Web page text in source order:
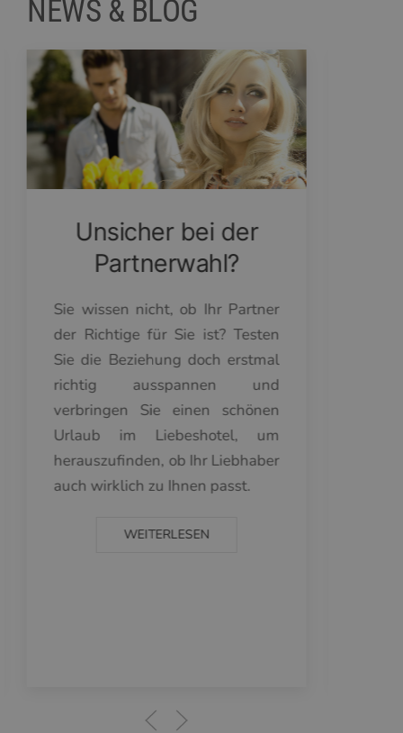
NEWS & BLOG
Unsicher bei der
Partnerwahl?
Sie wissen nicht, ob Ihr Partner
der Richtige für Sie ist? Testen
Sie die Beziehung doch erstmal
richtig ausspannen und
verbringen Sie einen schönen
Urlaub im Liebeshotel, um
herauszufinden, ob Ihr Liebhaber
auch wirklich zu Ihnen passt.
WEITERLESEN